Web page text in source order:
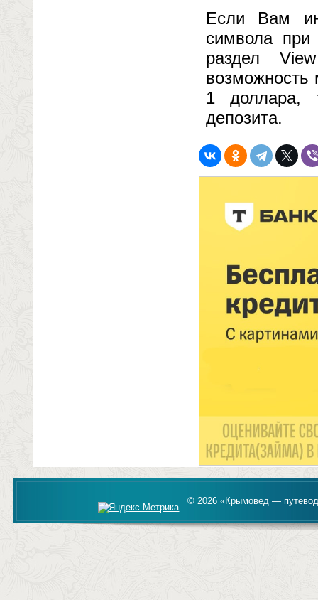
Если Вам
символа при
раздел
возможность
1 доллара,
депозита.
© 2026 «Крымовед —